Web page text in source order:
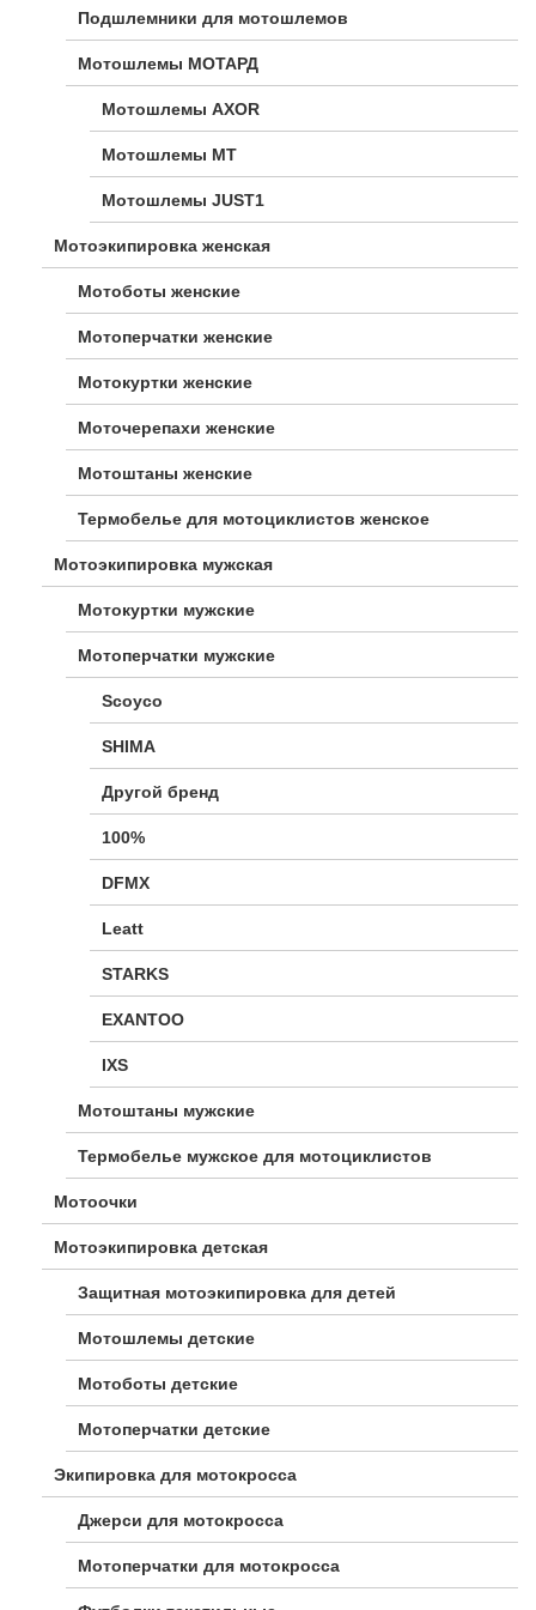
Подшлемники для мотошлемов
Мотошлемы МОТАРД
Мотошлемы AXOR
Мотошлемы MT
Мотошлемы JUST1
Мотоэкипировка женская
Мотоботы женские
Мотоперчатки женские
Мотокуртки женские
Моточерепахи женские
Мотоштаны женские
Термобелье для мотоциклистов женское
Мотоэкипировка мужская
Мотокуртки мужские
Мотоперчатки мужские
Scoyco
SHIMA
Другой бренд
100%
DFMX
Leatt
STARKS
EXANTOO
IXS
Мотоштаны мужские
Термобелье мужское для мотоциклистов
Мотоочки
Мотоэкипировка детская
Защитная мотоэкипировка для детей
Мотошлемы детские
Мотоботы детские
Мотоперчатки детские
Экипировка для мотокросса
Джерси для мотокросса
Мотоперчатки для мотокросса